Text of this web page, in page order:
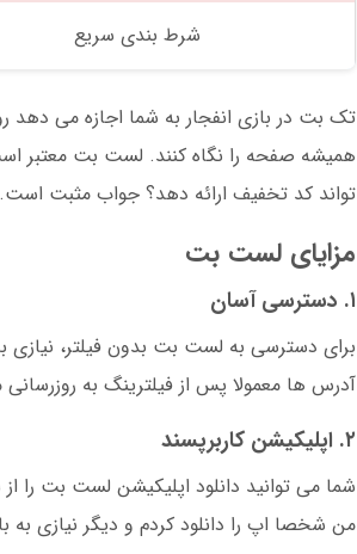
شرط بندی سریع
تک بت در بازی انفجار به شما اجازه می
همیشه صفحه را نگاه کنند. لست بت معتبر
تواند کد تخفیف ارائه دهد؟ جواب مثبت است.
مزایای لست بت
۱. دسترسی آسان
آدرس ها معمولا پس از فیلترینگ به
۲. اپلیکیشن کاربرپسند
من شخصا اپ را دانلود کردم و دیگر نیازی به